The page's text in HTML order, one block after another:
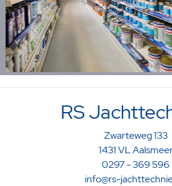
RS
Zwarteweg 133
1431 VL
0297 - 369 596
info@rs-